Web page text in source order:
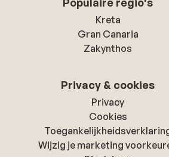
Kreta
Gran Canaria
Zakynthos
Privacy & cookies
Privacy
Cookies
Wijzig je marketing